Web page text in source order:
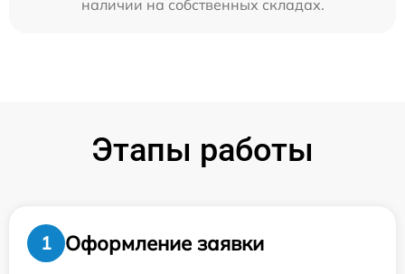
наличии на собственных складах.
Этапы работы
1
Оформление заявки